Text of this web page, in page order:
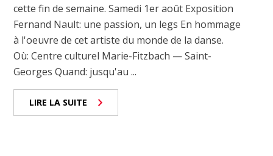
cette fin de semaine. Samedi 1er août Exposition
Fernand Nault: une passion, un legs En hommage
à l'oeuvre de cet artiste du monde de la danse.
Où: Centre culturel Marie-Fitzbach — Saint-
Georges Quand: jusqu'au ...
LIRE LA SUITE